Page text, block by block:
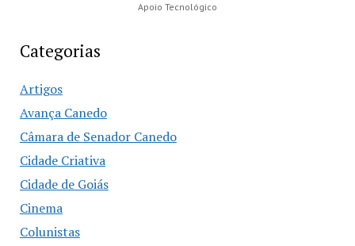
Apoio Tecnológico
Categorias
Artigos
Avança Canedo
Câmara de Senador Canedo
Cidade Criativa
Cidade de Goiás
Cinema
Colunistas